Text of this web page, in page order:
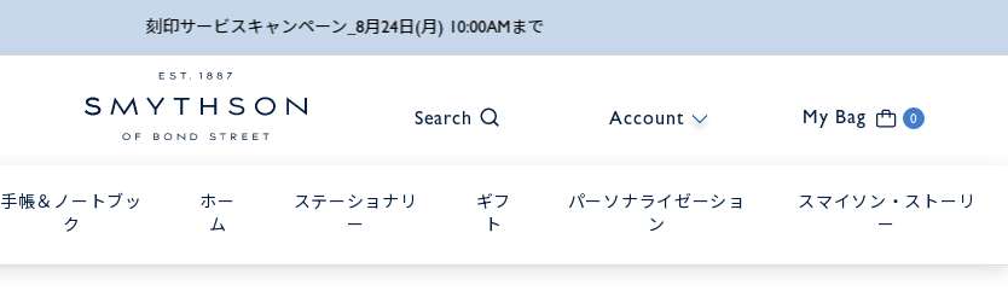
刻印サービスキャンペーン_8月24日(月) 10:00AMまで
Search Account My Bag 0
手帳＆ノートブッ
ク
ホー
ム
ステーショナリ
ー
ギフ
ト
パーソナライゼーショ
ン
スマイソン・ストーリ
ー